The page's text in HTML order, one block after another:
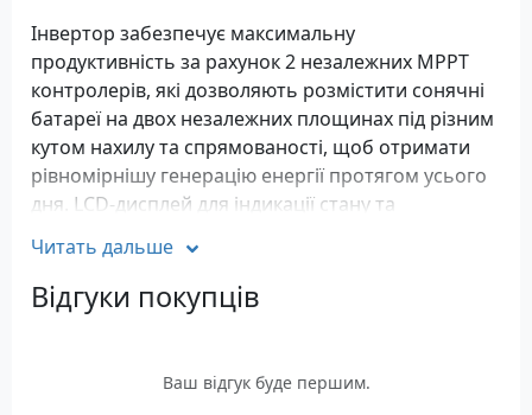
Інвертор забезпечує максимальну
продуктивність за рахунок 2 незалежних МРРТ
контролерів, які дозволяють розмістити сонячні
батареї на двох незалежних площинах під різним
кутом нахилу та спрямованості, щоб отримати
рівномірнішу генерацію енергії протягом усього
дня. LCD-дисплей для індикації стану та
експлуатації в електромережах України та
Європи.
акумуляторів Huawei LUNA2000
Читать дальше
Відгуки покупців
Ваш відгук буде першим.